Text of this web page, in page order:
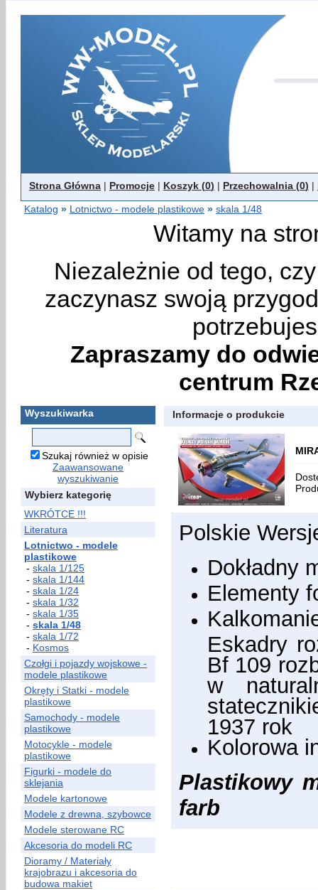
Strona Główna | Promocje | Koszyk (0) | Przechowalnia (0) |
Katalog » Lotnictwo - modele plastikowe » skala 1/48
Witamy na
Niezależnie od tego,
zaczynasz swoją
Zapraszamy do
centrum
Wyszukiwarka
Szukaj również w opisie
Zaawansowane
wyszukiwanie
Wybierz kategorię
WKRÓTCE !!!
Literatura
Lotnictwo - modele
plastikowe
- skala 1/125
- skala 1/144
- skala 1/24
- skala 1/32
- skala 1/35
- skala 1/48
- skala 1/72
- Kosmos
Czołgi i pojazdy wojskowe -
modele plastikowe
Okręty i Statki - modele
plastikowe
Samochody - modele
plastikowe
Motocykle - modele
plastikowe
Figurki - modele do
sklejania
Modele kartonowe
Modele z drewna, szybowce
Modele sterowane RC
Akcesoria do modeli RC
Dioramy / Materiały
krajobrazu i akcesoria do
budowa makiet
Informacje o produkcie
Polskie
Dokładny
Elementy
Eskadry
Bf 109
w
1937 rok
Kolorowa
Plastikowy
farb